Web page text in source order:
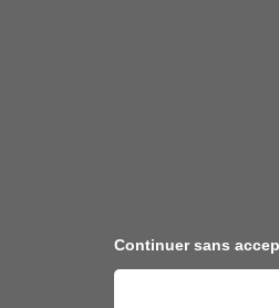
Continuer sans